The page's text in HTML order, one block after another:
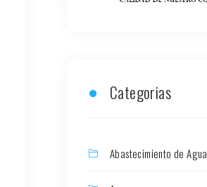
Categorias
Abastecimiento de Agua